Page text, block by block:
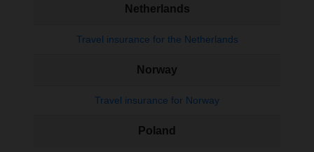
Netherlands
Travel insurance for the Netherlands
Norway
Travel insurance for Norway
Poland